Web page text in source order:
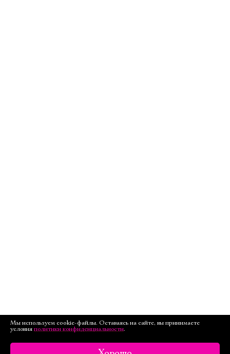
Мы используем cookie-файлы. Оставаясь на сайте, вы принимаете
условия политики конфиденциальности.